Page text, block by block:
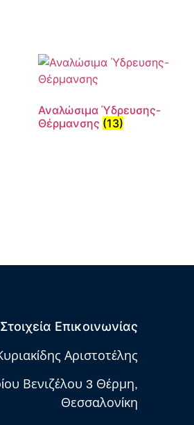
Αναλώσιμα Ύδρευσης-
Θέρμανσης (13)
Στοιχεία Επικοινωνίας
Αριστοτέλης
Βενιζέλου 3 Θέρμη,
Θεσσαλονίκη